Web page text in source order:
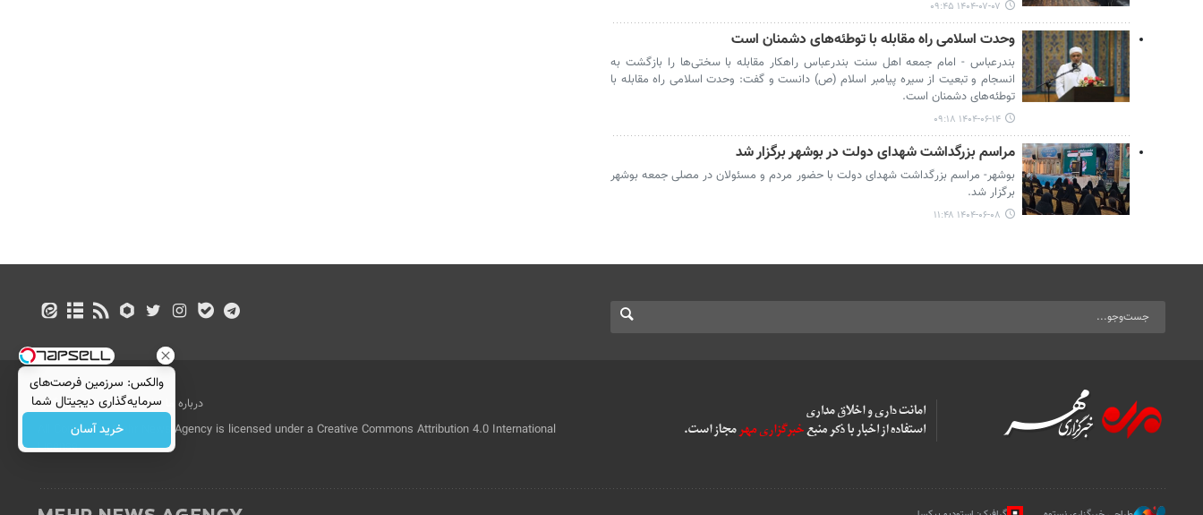
۱۴۰۴-۰۷-۰۷ ۰۹:۴۵
وحدت اسلامی راه مقابله با توطئه‌های دشمنان است
بندرعباس - امام جمعه اهل سنت بندرعباس راهکار مقابله با سختی‌ها را بازگشت به
انسجام و تبعیت از سیره پیامبر اسلام (ص) دانست و گفت: وحدت اسلامی راه مقابله با
توطئه‌های دشمنان است.
۱۴۰۴-۰۶-۱۴ ۰۹:۱۸
مراسم بزرگداشت شهدای دولت در بوشهر برگزار شد
بوشهر- مراسم بزرگداشت شهدای دولت با حضور مردم و مسئولان در مصلی جمعه بوشهر
برگزار شد.
۱۴۰۴-۰۶-۰۸ ۱۱:۴۸
درباره ما تماس با ما
بازرگانی
All Content by Mehr News Agency is licensed under a Creative Commons Attribution 4.0 International
License.
والکس: سرزمین فرصت‌های
سرمایه‌گذاری دیجیتال شما
خرید آسان